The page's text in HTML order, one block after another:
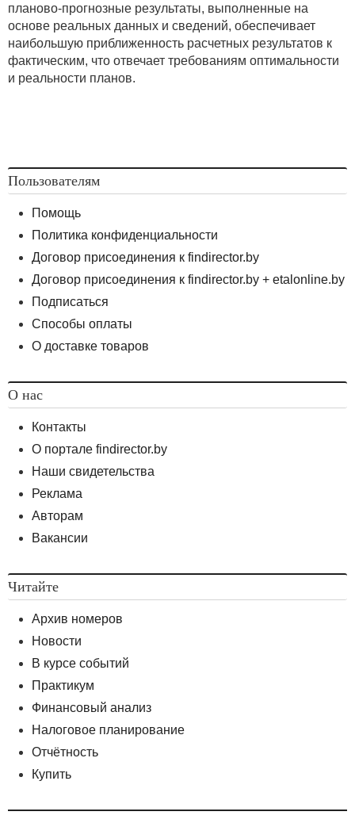
планово-прогнозные результаты, выполненные на
основе реальных данных и сведений, обеспечивает
наибольшую приближенность расчетных результатов к
фактическим, что отвечает требованиям оптимальности
и реальности планов.
Пользователям
Помощь
Политика конфиденциальности
Договор присоединения к findirector.by
Договор присоединения к findirector.by + etalonline.by
Подписаться
Способы оплаты
О доставке товаров
О нас
Контакты
О портале findirector.by
Наши свидетельства
Реклама
Авторам
Вакансии
Читайте
Архив номеров
Новости
В курсе событий
Практикум
Финансовый анализ
Налоговое планирование
Отчётность
Купить